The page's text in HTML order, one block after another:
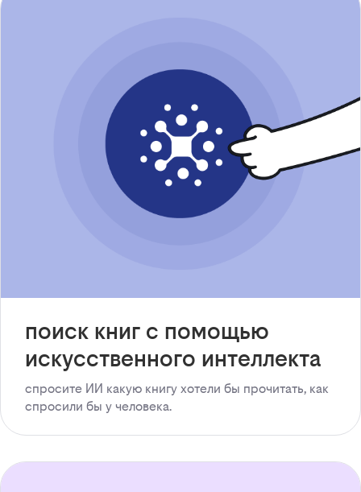
поиск книг с помощью
искусственного интеллекта
спросите ИИ какую книгу хотели бы прочитать, как
спросили бы у человека.